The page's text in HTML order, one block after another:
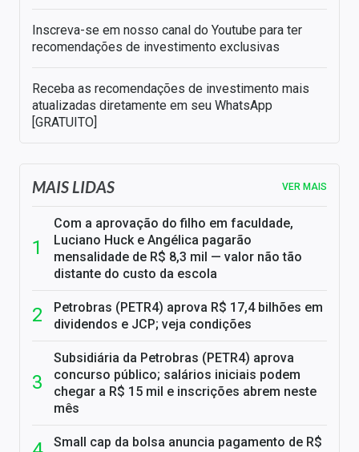
Inscreva-se em nosso canal do Youtube para ter
recomendações de investimento exclusivas
Receba as recomendações de investimento mais
atualizadas diretamente em seu WhatsApp
[GRATUITO]
MAIS LIDAS VER MAIS
Com a aprovação do filho em faculdade,
Luciano Huck e Angélica pagarão
mensalidade de R$ 8,3 mil — valor não tão
distante do custo da escola
Petrobras (PETR4) aprova R$ 17,4 bilhões em
dividendos e JCP; veja condições
Subsidiária da Petrobras (PETR4) aprova
concurso público; salários iniciais podem
chegar a R$ 15 mil e inscrições abrem neste
mês
Small cap da bolsa anuncia pagamento de R$